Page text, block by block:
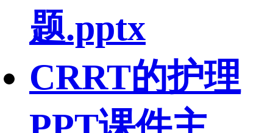
题.pptx
CRRT的护理